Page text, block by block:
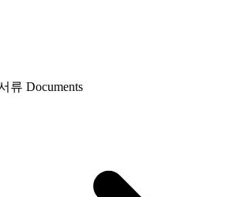
류 Documents